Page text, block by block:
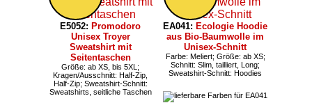
E5052: Promodoro
Unisex Troyer
Sweatshirt mit
Seitentaschen
Größe: ab XS, bis 5XL;
Kragen/Ausschnitt: Half-Zip,
Half-Zip; Sweatshirt-Schnitt:
Sweatshirts, seitliche Taschen
EA041: Ecologie Hoodie
aus Bio-Baumwolle im
Unisex-Schnitt
Farbe: Meliert; Größe: ab XS;
Schnitt: Slim, tailliert, Long;
Sweatshirt-Schnitt: Hoodies